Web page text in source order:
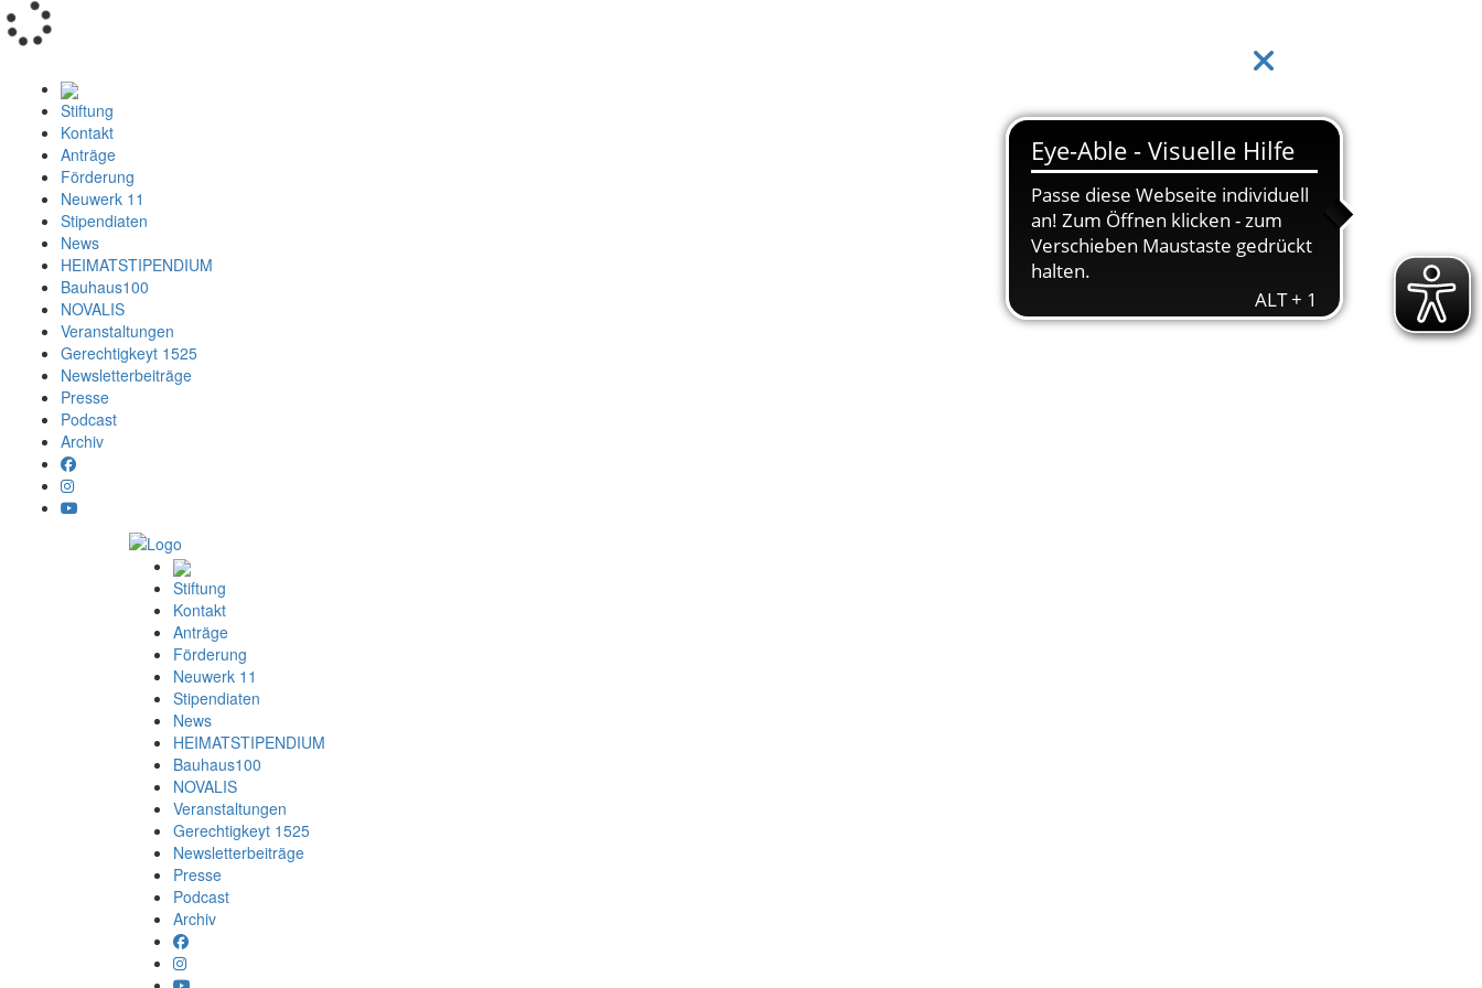
Stiftung
Kontakt
Anträge
Förderung
Neuwerk 11
Stipendiaten
News
HEIMATSTIPENDIUM
Bauhaus100
NOVALIS
Veranstaltungen
Gerechtigkeyt 1525
Newsletterbeiträge
Presse
Podcast
Archiv
Stiftung
Kontakt
Anträge
Förderung
Neuwerk 11
Stipendiaten
News
HEIMATSTIPENDIUM
Bauhaus100
NOVALIS
Veranstaltungen
Gerechtigkeyt 1525
Newsletterbeiträge
Presse
Podcast
Archiv